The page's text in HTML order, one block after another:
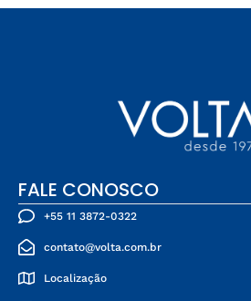
FALE CONOSCO
+55 11 3872-0322
contato@volta.com.br
Localização